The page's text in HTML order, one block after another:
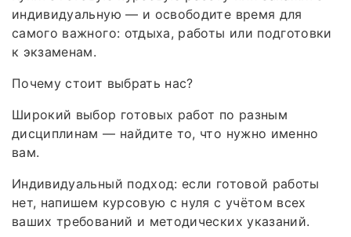
индивидуальную — и освободите время для
самого важного: отдыха, работы или подготовки
к экзаменам.
Почему стоит выбрать нас?
Широкий выбор готовых работ по разным
дисциплинам — найдите то, что нужно именно
вам.
Индивидуальный подход: если готовой работы
нет, напишем курсовую с нуля с учётом всех
ваших требований и методических указаний.